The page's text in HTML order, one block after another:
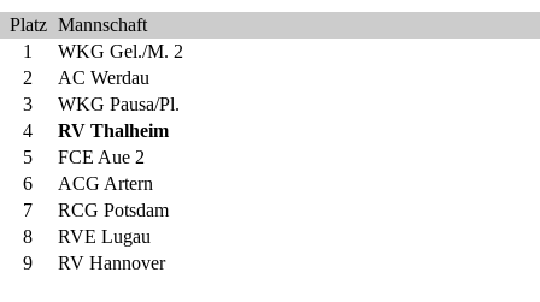
Platz Mannschaft
1
WKG Gel./M. 2
2
AC Werdau
3
WKG Pausa/Pl.
4
RV Thalheim
5
FCE Aue 2
6
ACG Artern
7
RCG Potsdam
8
RVE Lugau
9
RV Hannover